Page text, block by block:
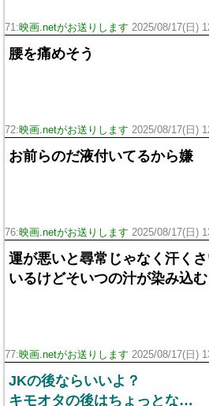
71:映画.netがお送りします 2025/08/17(日)
腰を痛めそう
72:映画.netがお送りします 2025/08/17(日)
お前らのだ液付いてるから嫌
76:映画.netがお送りします 2025/08/17(日)
運が悪いと尋常じゃなく汗く
いるけどそいつの汁が染み込
77:映画.netがお送りします 2025/08/17(日)
JKの後ならいいよ？
キモオタの後はちょっとな…